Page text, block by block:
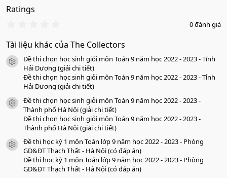
Ratings
0
0
a
o
0 đánh giá
Tài liệu khác của The Collectors
icon tài liệu
Đề thi chọn học sinh giỏi môn Toán 9 năm học 2022 - 2023 - Tỉnh
Hải Dương (giải chi tiết)
Đề thi chọn học sinh giỏi môn Toán 9 năm học 2022 - 2023 - Tỉnh
Hải Dương (giải chi tiết)
icon tài liệu
Đề thi chọn học sinh giỏi môn Toán 9 năm học 2022 - 2023 -
Thành phố Hà Nội (giải chi tiết)
Đề thi chọn học sinh giỏi môn Toán 9 năm học 2022 - 2023 -
Thành phố Hà Nội (giải chi tiết)
icon tài liệu
Đề thi học kỳ 1 môn Toán lớp 9 năm học 2022 - 2023 - Phòng
GD&ĐT Thạch Thất - Hà Nội (có đáp án)
Đề thi học kỳ 1 môn Toán lớp 9 năm học 2022 - 2023 - Phòng
GD&ĐT Thạch Thất - Hà Nội (có đáp án)